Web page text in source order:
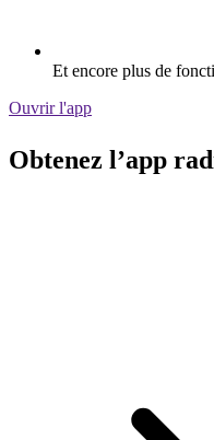
Et encore plus de
Ouvrir l'app
Obtenez l’app